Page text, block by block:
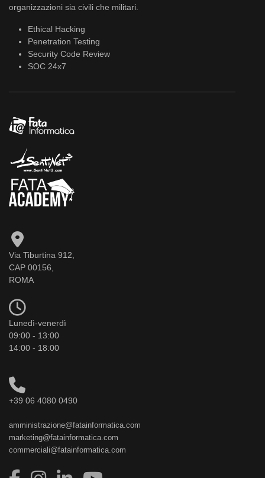
organizzazioni sia civili che militari.
Ethical Hacking
Penetration Testing
Security Code Review
SOC 24x7
Via Tiburtina 912,
CAP 00156,
ROMA
Lunedì-venerdì
09:00 - 13:00
14:00 - 18:00
+39 06 4080 0490
amministrazione@fatainformatica.com
marketing@fatainformatica.com
commerciali@fatainformatica.com